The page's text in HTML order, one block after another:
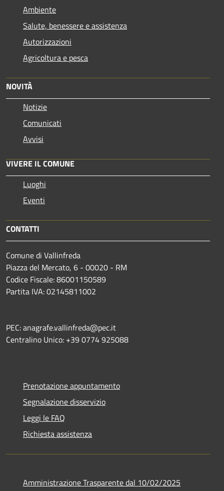
Ambiente
Salute, benessere e assistenza
Autorizzazioni
Agricoltura e pesca
NOVITÀ
Notizie
Comunicati
Avvisi
VIVERE IL COMUNE
Luoghi
Eventi
CONTATTI
Comune di Vallinfreda
Piazza del Mercato, 6 - 00020 - RM
Codice Fiscale: 86001150589
Partita IVA: 02145811002
PEC: anagrafe.vallinfreda@pec.it
Centralino Unico: +39 0774 925088
Prenotazione appuntamento
Segnalazione disservizio
Leggi le FAQ
Richiesta assistenza
Amministrazione Trasparente dal 10/02/2025